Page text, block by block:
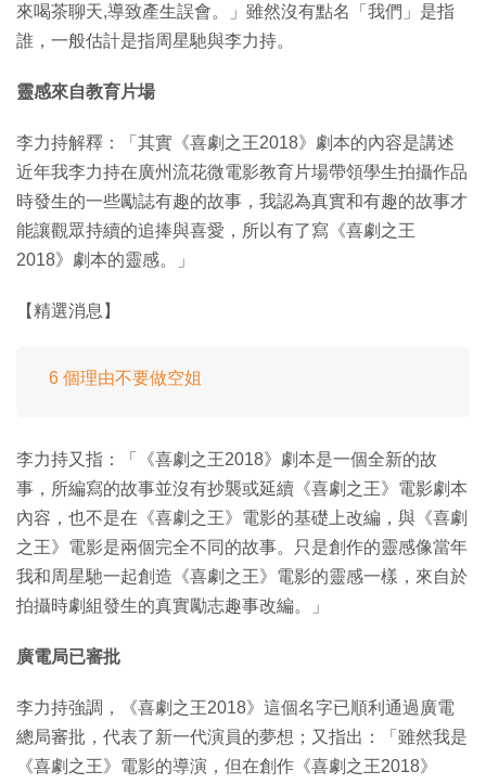
來喝茶聊天,導致產生誤會。」雖然沒有點名「我們」是指
誰，一般估計是指周星馳與李力持。
靈感來自教育片場
李力持解釋：「其實《喜劇之王2018》劇本的內容是講述
近年我李力持在廣州流花微電影教育片場帶領學生拍攝作品
時發生的一些勵誌有趣的故事，我認為真實和有趣的故事才
能讓觀眾持續的追捧與喜愛，所以有了寫《喜劇之王
2018》劇本的靈感。」
【精選消息】
6 個理由不要做空姐
李力持又指：「《喜劇之王2018》劇本是一個全新的故
事，所編寫的故事並沒有抄襲或延續《喜劇之王》電影劇本
內容，也不是在《喜劇之王》電影的基礎上改編，與《喜劇
之王》電影是兩個完全不同的故事。只是創作的靈感像當年
我和周星馳一起創造《喜劇之王》電影的靈感一樣，來自於
拍攝時劇組發生的真實勵志趣事改編。」
廣電局已審批
李力持強調，《喜劇之王2018》這個名字已順利通過廣電
總局審批，代表了新一代演員的夢想；又指出：「雖然我是
《喜劇之王》電影的導演，但在創作《喜劇之王2018》